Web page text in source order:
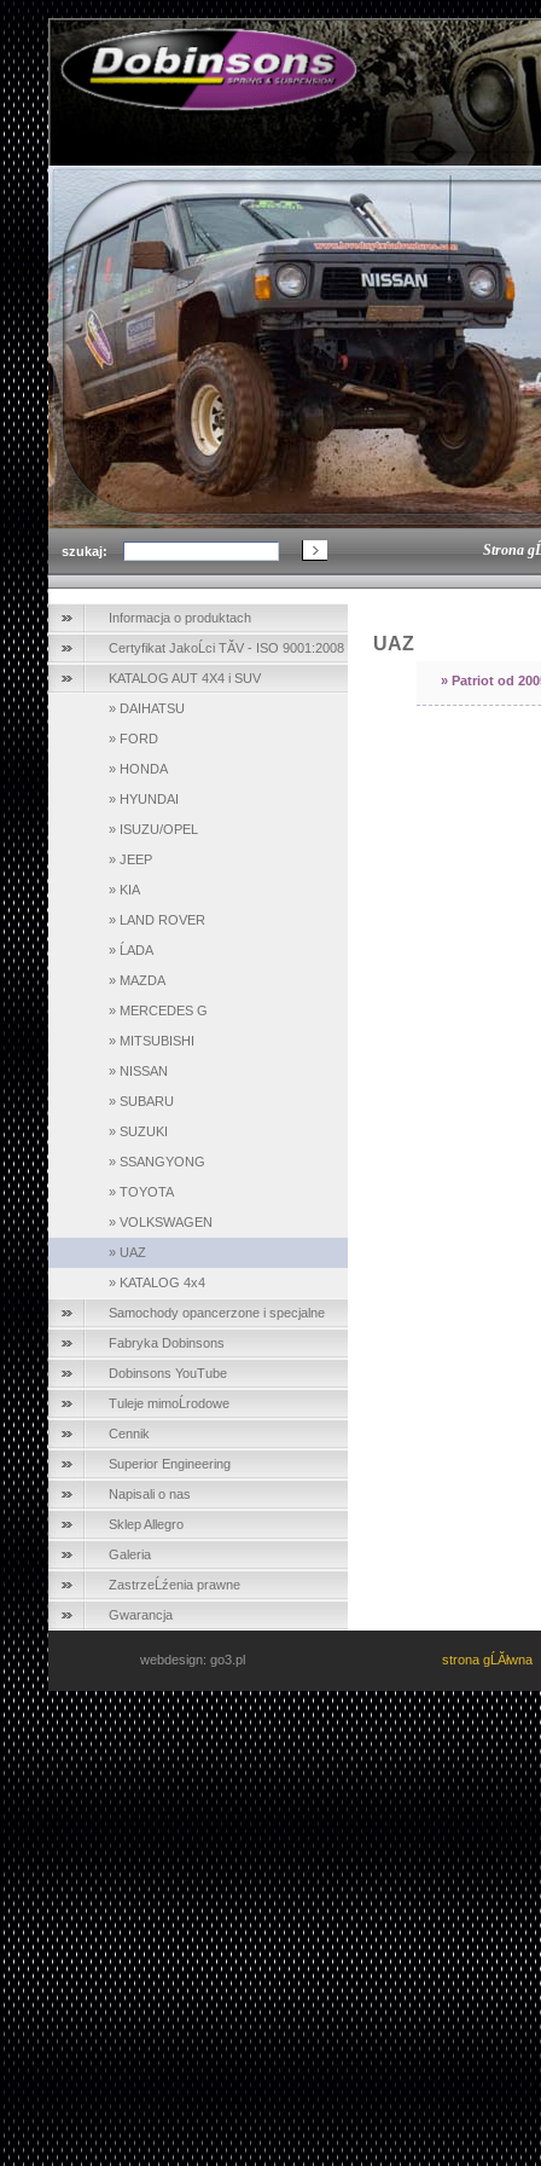
szukaj: Strona
Informacja o produktach
Certyfikat JakoĹci TĂV - ISO 9001:2008
KATALOG AUT 4X4 i SUV
» DAIHATSU
» FORD
» HONDA
» HYUNDAI
» ISUZU/OPEL
» JEEP
» KIA
» LAND ROVER
» ĹADA
» MAZDA
» MERCEDES G
» MITSUBISHI
» NISSAN
» SUBARU
» SUZUKI
» SSANGYONG
» TOYOTA
» VOLKSWAGEN
» UAZ
» KATALOG 4x4
Samochody opancerzone i specjalne
Fabryka Dobinsons
Dobinsons YouTube
Tuleje mimoĹrodowe
Cennik
Superior Engineering
Napisali o nas
Sklep Allegro
Galeria
ZastrzeĹźenia prawne
Gwarancja
UAZ
» Patriot od
webdesign: go3.pl strona gĹĂłwna